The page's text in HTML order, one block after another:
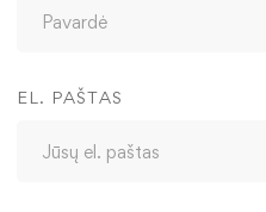
EL. PAŠTAS